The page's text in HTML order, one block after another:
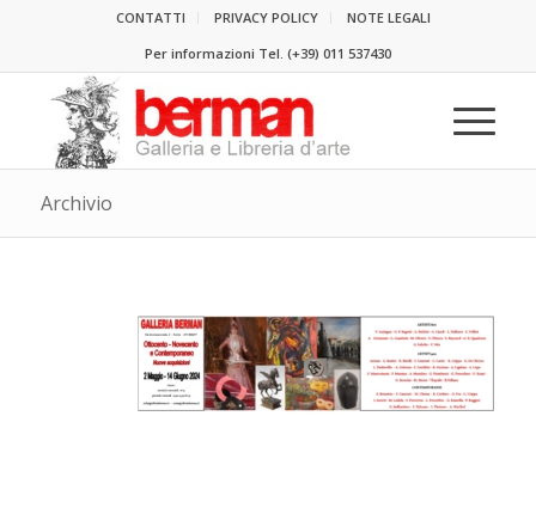
CONTATTI PRIVACY POLICY
NOTE LEGALI
Per informazioni Tel. (+39) 011 537430
Archivio